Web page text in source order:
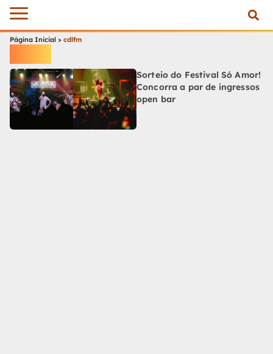
Página Inicial > cdlfm
Sorteio do Festival Só Amor!
Concorra a par de ingressos
open bar